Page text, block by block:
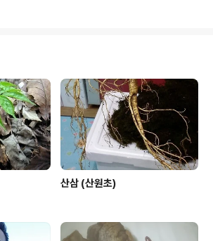
사랑이 아 당신이 당신이 내 가
랑 사랑 내 사랑 영원한 내 사
영원한 내 사랑 당신 사랑하는
아 당신이 당신이 내 가슴 뜨겁
내 사랑 영원한 내 사랑 유치
산삼 (산원초)